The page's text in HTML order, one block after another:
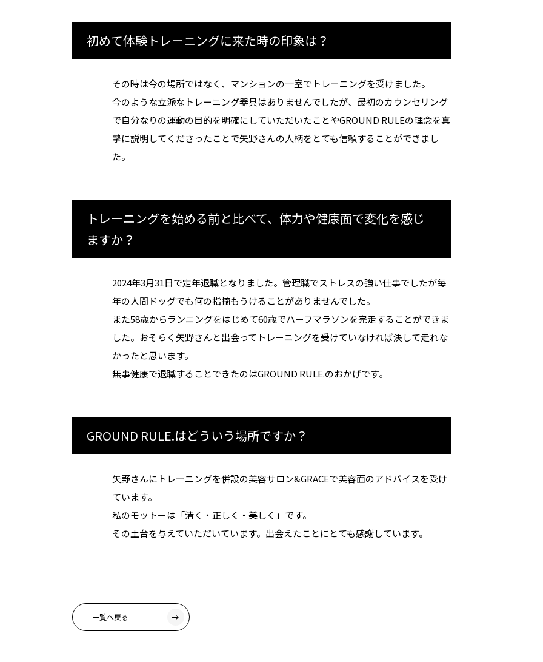
初めて体験トレーニングに来た時の印象は？
その時は今の場所ではなく、マンションの一室でトレーニングを受けました。
今のような立派なトレーニング器具はありませんでしたが、最初のカウンセリング
で自分なりの運動の目的を明確にしていただいたことやGROUND RULEの理念を真
摯に説明してくださったことで矢野さんの人柄をとても信頼することができまし
た。
トレーニングを始める前と比べて、体力や健康面で変化を感じ
ますか？
2024年3月31日で定年退職となりました。管理職でストレスの強い仕事でしたが毎
年の人間ドッグでも何の指摘もうけることがありませんでした。
また58歳からランニングをはじめて60歳でハーフマラソンを完走することができま
した。おそらく矢野さんと出会ってトレーニングを受けていなければ決して走れな
かったと思います。
無事健康で退職することできたのはGROUND RULE.のおかげです。
GROUND RULE.はどういう場所ですか？
矢野さんにトレーニングを併設の美容サロン&GRACEで美容面のアドバイスを受け
ています。
私のモットーは「清く・正しく・美しく」です。
その土台を与えていただいています。出会えたことにとても感謝しています。
一覧へ戻る